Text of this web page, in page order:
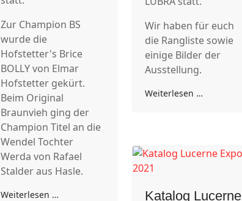
Zur Champion BS
wurde die
Hofstetter's Brice
BOLLY von Elmar
Hofstetter gekürt.
Beim Original
Braunvieh ging der
Champion Titel an die
Wendel Tochter
Werda von Rafael
Stalder aus Hasle.
Weiterlesen …
Wir haben für euch
die Rangliste sowie
einige Bilder der
Ausstellung.
Weiterlesen …
Katalog Lucerne